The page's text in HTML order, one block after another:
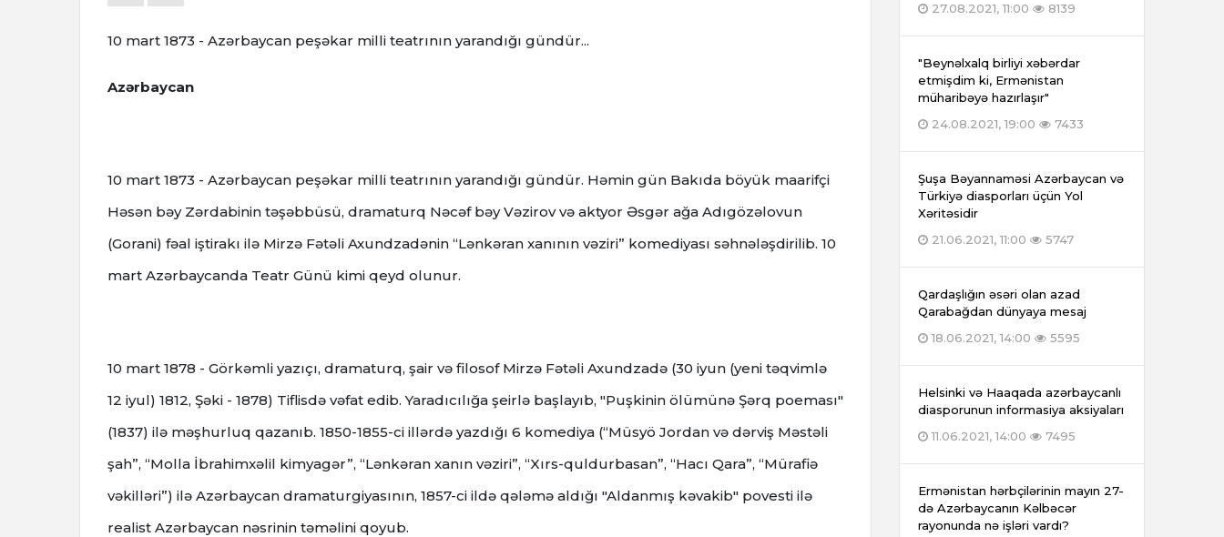
10 mart 1873 - Azərbaycan peşəkar milli teatrının yarandığı gündür...
Azərbaycan
10 mart 1873 - Azərbaycan peşəkar milli teatrının yarandığı gündür. Həmin gün Bakıda böyük maarifçi
Həsən bəy Zərdabinin təşəbbüsü, dramaturq Nəcəf bəy Vəzirov və aktyor Əsgər ağa Adıgözəlovun
(Gorani) fəal iştirakı ilə Mirzə Fətəli Axundzadənin “Lənkəran xanının vəziri” komediyası səhnələşdirilib. 10
mart Azərbaycanda Teatr Günü kimi qeyd olunur.
10 mart 1878 - Görkəmli yazıçı, dramaturq, şair və filosof Mirzə Fətəli Axundzadə (30 iyun (yeni təqvimlə
12 iyul) 1812, Şəki - 1878) Tiflisdə vəfat edib.Yaradıcılığa şeirlə başlayıb, "Puşkinin ölümünə Şərq poeması"
(1837) ilə məşhurluq qazanıb. 1850-1855-ci illərdə yazdığı 6 komediya (“Müsyö Jordan və dərviş Məstəli
şah”, “Molla İbrahimxəlil kimyagər”, “Lənkəran xanın vəziri”, “Xırs-quldurbasan”, “Hacı Qara”, “Mürafiə
vəkilləri”) ilə Azərbaycan dramaturgiyasının, 1857-ci ildə qələmə aldığı "Aldanmış kəvakib" povesti ilə
realist Azərbaycan nəsrinin təməlini qoyub.
27.08.2021, 11:00
8139
"Beynəlxalq birliyi xəbərdar
etmişdim ki, Ermənistan
müharibəyə hazırlaşır"
24.08.2021, 19:00
7433
Şuşa Bəyannaməsi Azərbaycan və
Türkiyə diasporları üçün Yol
Xəritəsidir
21.06.2021, 11:00
5747
Qardaşlığın əsəri olan azad
Qarabağdan dünyaya mesaj
18.06.2021, 14:00
5595
Helsinki və Haaqada azərbaycanlı
diasporunun informasiya aksiyaları
11.06.2021, 14:00
7495
Ermənistan hərbçilərinin mayın 27-
də Azərbaycanın Kəlbəcər
rayonunda nə işləri vardı?